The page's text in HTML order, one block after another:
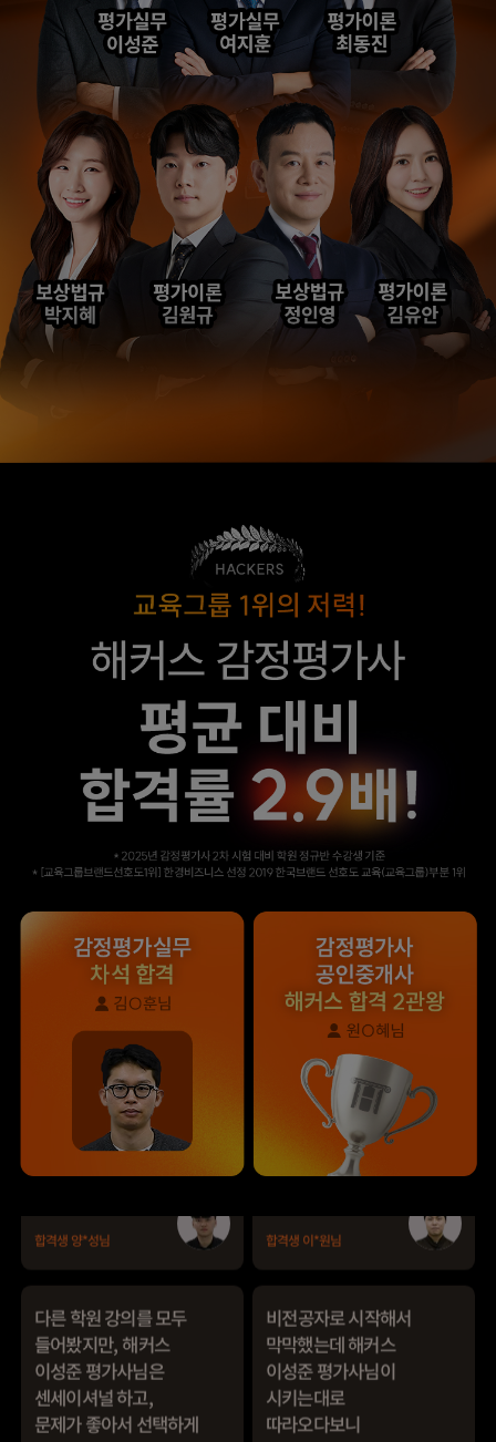
합격생 김*현님 합격생 김*훈님
해커스에서 시작했으면
더 빨리 합격하지
않았을까 생각하고,
주변 분들에게도
감정평가사 시작은
해커스에서 하라고
추천합니다.
합격생 김*훈님
해커스 여지훈
평가사님의 기출강의와
GS를 통해 넉넉한 실무
점수를 받으며 합격할 수
있었습니다.
합격생 이*원님
해커스에서 시작했으면
더 빨리 합격하지
않았을까 생각하고,
주변 분들에게도
감정평가사 시작은
해커스에서 하라고
추천합니다.
합격생 김*훈님
해커스 여지훈
평가사님의 기출강의와
GS를 통해 넉넉한 실무
점수를 받으며 합격할 수
있었습니다.
합격생 김*인님
해커스의 선생님들의
강의력이 너무 좋았어요.
덕분에 노베이스로
합격할 수 있었습니다.
합격생 양*성님
해커스의 선생님들이
직접 답안을 봐주시고
피드백 해주셔서 합격할
수 있었습니다.
합격생 이*원님
이성준 평가사님은
센세이셔널 하고,
문제가 좋아서 선택하게
합격생 박*원님
본 합격생은 이성준 선생님 강의
수강 합격생입니다.
비전공자로 시작해서
이성준 평가사님이
시키는대로
따라오다보니
수 있었습니다.
합격생 성*남님
본 합격생은 이성준 선생님 강의
수강 합격생입니다.